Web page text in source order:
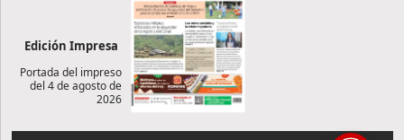
Edición Impresa
Portada del impreso
del 4 de agosto de
2026